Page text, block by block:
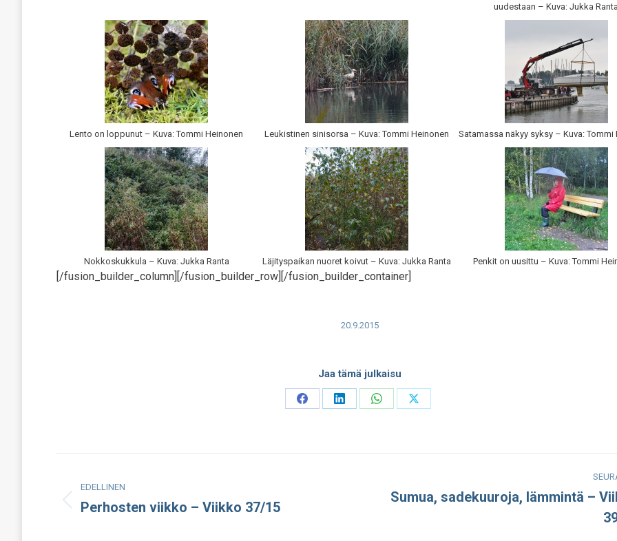
uudestaan – Kuva: Jukka Ranta
Lento on loppunut – Kuva: Tommi Heinonen Leukistinen sinisorsa – Kuva: Tommi Heinonen Satamassa näkyy syksy – Kuva: Tommi
Nokkoskukkula – Kuva: Jukka Ranta Läjityspaikan nuoret koivut – Kuva: Jukka Ranta Penkit on uusittu – Kuva: Tommi
[/fusion_builder_column][/fusion_builder_row][/fusion_builder_container]
20.9.2015
Jaa tämä julkaisu
Share
Share
Share
Share
navigation
EDELLINEN
Edellinen
Perhosten viikko – Viikko 37/15
Sumua, sadekuuroja, lämmintä –